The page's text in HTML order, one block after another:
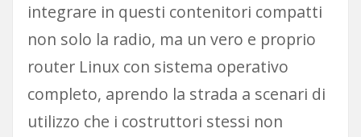
integrare in questi contenitori compatti
non solo la radio, ma un vero e proprio
router Linux con sistema operativo
completo, aprendo la strada a scenari di
utilizzo che i costruttori stessi non